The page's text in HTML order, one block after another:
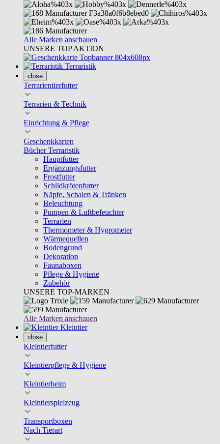
Alle Marken anschauen
UNSERE TOP AKTION
Terraristik
close
Terrarientierfutter
Terrarien & Technik
Einrichtung & Pflege
Geschenkkarten
Bücher Terraristik
Hauptfutter
Ergänzungsfutter
Frostfutter
Schildkrötenfutter
Näpfe, Schalen & Tränken
Beleuchtung
Pumpen & Luftbefeuchter
Terrarien
Thermometer & Hygrometer
Wärmequellen
Bodengrund
Dekoration
Faunaboxen
Pflege & Hygiene
Zubehör
UNSERE TOP-MARKEN
Alle Marken anschauen
Kleintier
close
Kleintierfutter
Kleintierpflege & Hygiene
Kleintierheim
Kleintierspielzeug
Transportboxen
Nach Tierart